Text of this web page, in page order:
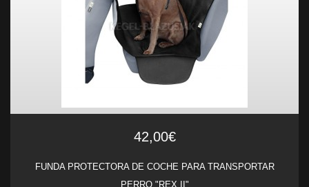
42,00€
FUNDA PROTECTORA DE COCHE PARA TRANSPORTAR
PERRO "REX II"